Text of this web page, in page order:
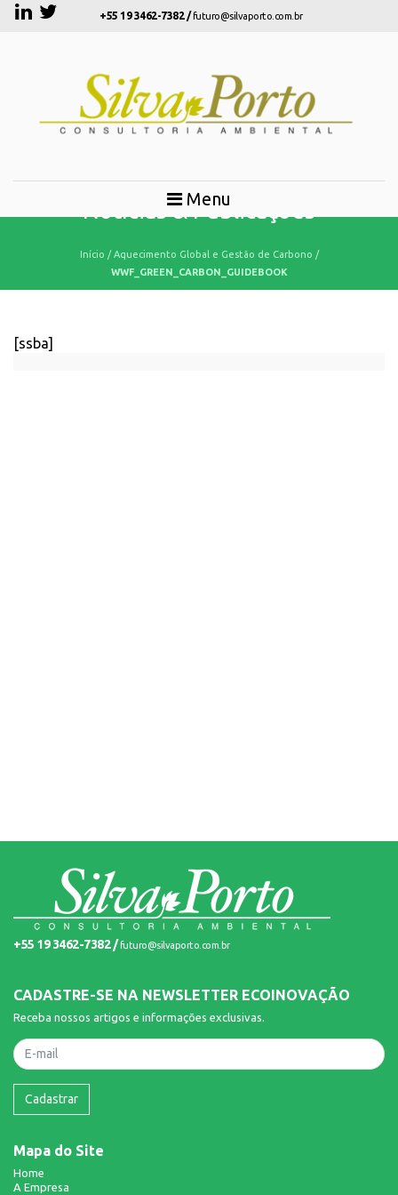
+55 19 3462-7382 /futuro@silvaporto.com.br
Menu
Notícias & Publicações
Início /Aquecimento Global e Gestão de Carbono /
WWF_GREEN_CARBON_GUIDEBOOK
[ssba]
+55 19 3462-7382 /futuro@silvaporto.com.br
CADASTRE-SE NA NEWSLETTER ECOINOVAÇÃO
Receba nossos artigos e informações exclusivas.
Nome
Cadastrar
Mapa do Site
Home
A Empresa